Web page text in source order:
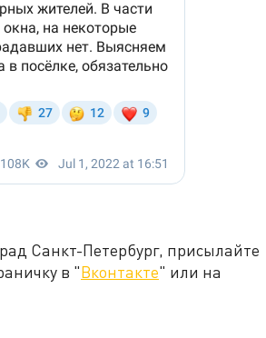
Санкт-Петербург, присылайте
в "Вконтакте" или на